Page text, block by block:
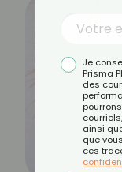
Je
Prisma
des
ainsi
que
ces